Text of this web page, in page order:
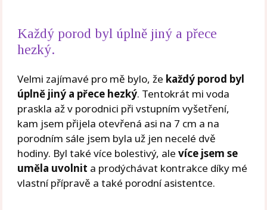
Každý porod byl úplně jiný a přece
hezký.
Velmi zajímavé pro mě bylo, že každý porod byl
úplně jiný a přece hezký. Tentokrát mi voda
praskla až v porodnici při vstupním vyšetření,
kam jsem přijela otevřená asi na 7 cm a na
porodním sále jsem byla už jen necelé dvě
hodiny. Byl také více bolestivý, alevíce jsem se
uměla uvolnit a prodýchávat kontrakce díky mé
vlastní přípravě a také porodní asistentce.